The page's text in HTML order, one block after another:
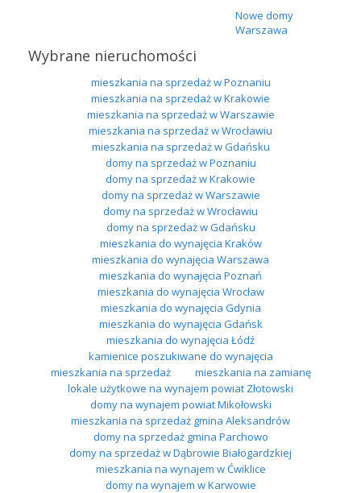
Nowe domy
Warszawa
Wybrane nieruchomości
mieszkania na sprzedaż w Poznaniu
mieszkania na sprzedaż w Krakowie
mieszkania na sprzedaż w Warszawie
mieszkania na sprzedaż w Wrocławiu
mieszkania na sprzedaż w Gdańsku
domy na sprzedaż w Poznaniu
domy na sprzedaż w Krakowie
domy na sprzedaż w Warszawie
domy na sprzedaż w Wrocławiu
domy na sprzedaż w Gdańsku
mieszkania do wynajęcia Kraków
mieszkania do wynajęcia Warszawa
mieszkania do wynajęcia Poznań
mieszkania do wynajęcia Wrocław
mieszkania do wynajęcia Gdynia
mieszkania do wynajęcia Gdańsk
mieszkania do wynajęcia Łódź
kamienice poszukiwane do wynajęcia
mieszkania na sprzedaż
mieszkania na zamianę
lokale użytkowe na wynajem powiat Złotowski
domy na wynajem powiat Mikołowski
mieszkania na sprzedaż gmina Aleksandrów
domy na sprzedaż gmina Parchowo
domy na sprzedaż w Dąbrowie Białogardzkiej
mieszkania na wynajem w Ćwiklice
domy na wynajem w Karwowie